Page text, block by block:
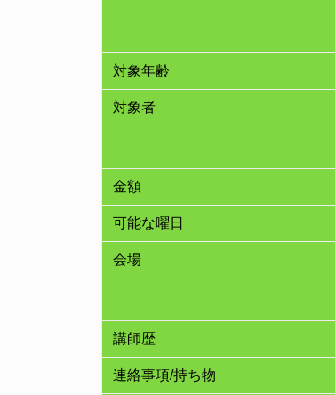
対象年齢
対象者
金額
可能な曜日
会場
講師歴
連絡事項/持ち物